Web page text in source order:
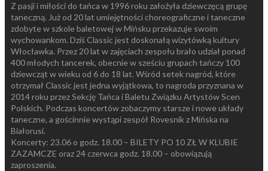
Z pasji i miłości do tańca w 1996 roku założyła dziewczęcą grupę
taneczną. Już od 20 lat umiejętności choreograficzne i taneczne
zdobyte w szkole baletowej w Mińsku przekazuje swoim
wychowankom. Dziś Classic jest doskonałą wizytówką kultury
Włocławka. Przez 20 lat w zajęciach zespołu brało udział ponad
400 młodych tancerek, obecnie w sześciu grupach tańczy 100
dziewcząt w wieku od 6 do 18 lat. Wśród setek nagród, które
otrzymał Classic jest jedna wyjątkowa, to nagroda przyznana w
2014 roku przez Sekcję Tańca i Baletu Związku Artystów Scen
Polskich. Podczas koncertów zobaczymy starsze i nowe układy
taneczne, a gościnnie wystąpi zespół Rovesnik z Mińska na
Białorusi.
Koncerty: 23.06 o godz. 18.00 – BILETY PO 10 ZŁ W KLUBIE
ZAZAMCZE oraz 24 czerwca godz. 18.00 – obowiązują
zaproszenia.